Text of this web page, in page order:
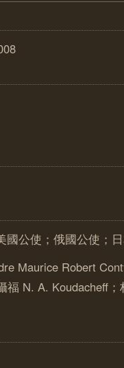
國公使；俄國公使；
Maurice Robert
福 N. A. Koudacheff